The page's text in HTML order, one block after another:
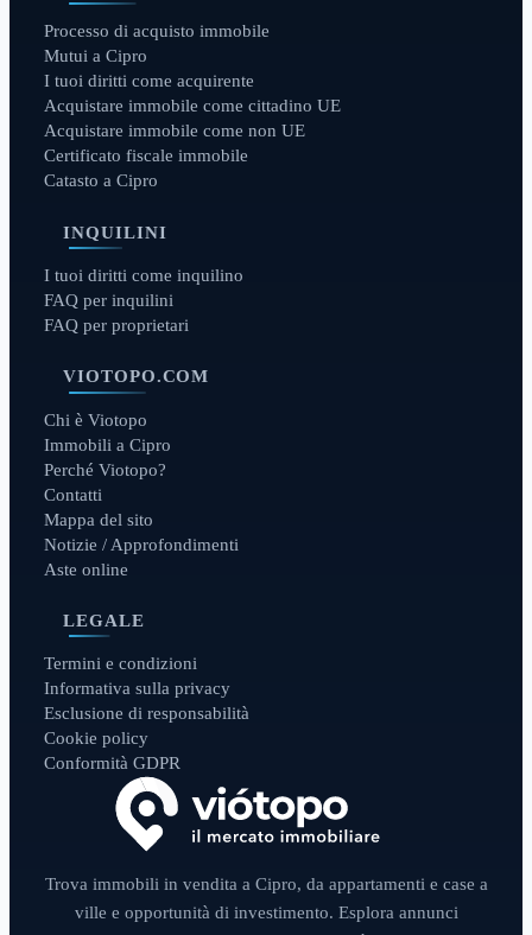
Processo di acquisto immobile
Mutui a Cipro
I tuoi diritti come acquirente
Acquistare immobile come cittadino UE
Acquistare immobile come non UE
Certificato fiscale immobile
Catasto a Cipro
INQUILINI
I tuoi diritti come inquilino
FAQ per inquilini
FAQ per proprietari
VIOTOPO.COM
Chi è Viotopo
Immobili a Cipro
Perché Viotopo?
Contatti
Mappa del sito
Notizie / Approfondimenti
Aste online
LEGALE
Termini e condizioni
Informativa sulla privacy
Esclusione di responsabilità
Cookie policy
Conformità GDPR
Trova immobili in vendita a Cipro, da appartamenti e case a
ville e opportunità di investimento. Esplora annunci